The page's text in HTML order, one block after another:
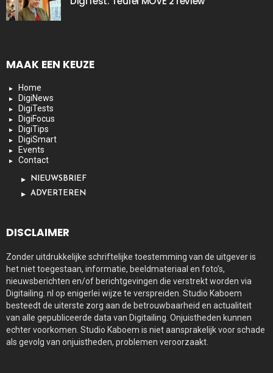
MAAK EEN KEUZE
Home
DigiNews
DigiTests
DigiFocus
DigiTips
DigiSmart
Events
Contact
NIEUWSBRIEF
ADVERTEREN
DISCLAIMER
Zonder uitdrukkelijke schriftelijke toestemming van de uitgever is
het niet toegestaan, informatie, beeldmateriaal en foto’s,
nieuwsberichten en/of berichtgevingen die verstrekt worden via
Digitailing. nl op enigerlei wijze te verspreiden. Studio Kaboem
besteedt de uiterste zorg aan de betrouwbaarheid en actualiteit
van alle gepubliceerde data van Digitailing. Onjuistheden kunnen
echter voorkomen. Studio Kaboem is niet aansprakelijk voor schade
als gevolg van onjuistheden, problemen veroorzaakt.